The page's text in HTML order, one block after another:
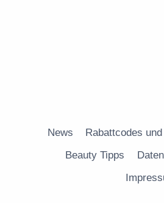
News Rabattcodes
Beauty Tipps